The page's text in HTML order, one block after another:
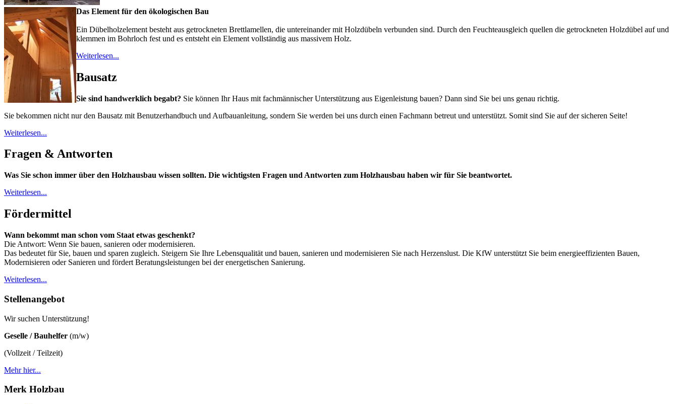
Das Element für den ökologischen Bau
Ein Dübelholzelement besteht aus getrockneten Brettlamellen, die untereinander mit Holzdübeln verbunden sind. Durch den Feuchteausgleich quellen die getrockneten Holzdübel auf und
klemmen im Bohrloch fest und es entsteht ein Element vollständig aus massivem Holz.
Weiterlesen...
Bausatz
Sie sind handwerklich begabt? Sie können Ihr Haus mit fachmännischer Unterstützung aus Eigenleistung bauen? Dann sind Sie bei uns genau richtig.
Sie bekommen nicht nur den Bausatz mit Benutzerhandbuch und Aufbauanleitung, sondern Sie werden bei uns durch einen Fachmann betreut und unterstützt. Somit sind Sie auf der sicheren Seite!
Weiterlesen...
Fragen & Antworten
Was Sie schon immer über den Holzhausbau wissen sollten. Die wichtigsten Fragen und Antworten zum Holzhausbau haben wir für Sie beantwortet.
Weiterlesen...
Fördermittel
Wann bekommt man schon vom Staat etwas geschenkt?
Die Antwort: Wenn Sie bauen, sanieren oder modernisieren.
Das bedeutet für Sie, bauen und sparen zugleich. Steigern Sie Ihre Lebensqualität und bauen, sanieren und modernisieren Sie nach Herzenslust. Die KfW unterstützt Sie beim energieeffizienten Bauen,
Modernisieren oder Sanieren und fördert Beratungsleistungen bei der energetischen Sanierung.
Weiterlesen...
Stellenangebot
Wir suchen Unterstützung!
Geselle / Bauhelfer (m/w)
(Vollzeit / Teilzeit)
Mehr hier...
Merk Holzbau